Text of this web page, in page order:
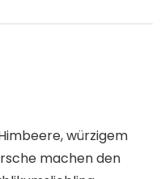
würzigem
machen den